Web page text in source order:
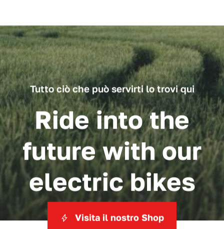
Tutto ciò che può servirti lo trovi qui
Ride into the
future with our
electric bikes
Visita il nostro Shop